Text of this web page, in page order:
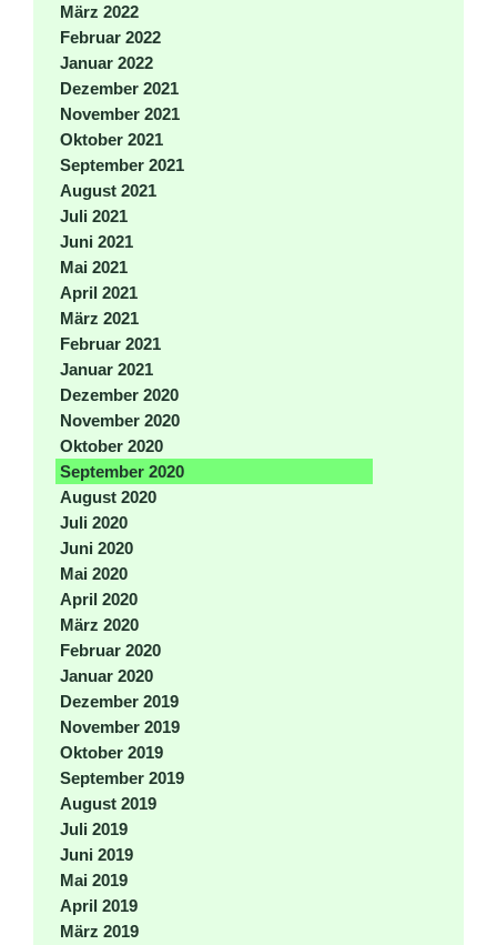
März 2022
Februar 2022
Januar 2022
Dezember 2021
November 2021
Oktober 2021
September 2021
August 2021
Juli 2021
Juni 2021
Mai 2021
April 2021
März 2021
Februar 2021
Januar 2021
Dezember 2020
November 2020
Oktober 2020
September 2020
August 2020
Juli 2020
Juni 2020
Mai 2020
April 2020
März 2020
Februar 2020
Januar 2020
Dezember 2019
November 2019
Oktober 2019
September 2019
August 2019
Juli 2019
Juni 2019
Mai 2019
April 2019
März 2019